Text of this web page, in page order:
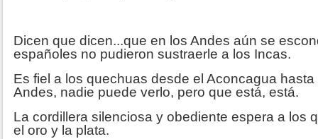
Dicen que dicen...que en los Andes aún se
españoles no pudieron sustraerle a los Incas.
Es fiel a los quechuas desde el Aconcagua
Andes, nadie puede verlo, pero que está, está.
La cordillera silenciosa y obediente espera a los
el oro y la plata.